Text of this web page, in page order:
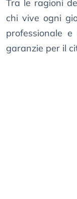
Tra le ragioni
chi vive ogni
professionale
garanzie per il